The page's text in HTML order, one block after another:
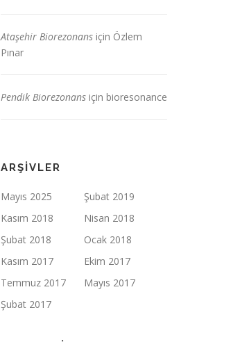
Ataşehir Biorezonans için Özlem
Pınar
Pendik Biorezonans için bioresonance
ARŞIVLER
Mayıs 2025
Şubat 2019
Kasım 2018
Nisan 2018
Şubat 2018
Ocak 2018
Kasım 2017
Ekim 2017
Temmuz 2017
Mayıs 2017
Şubat 2017